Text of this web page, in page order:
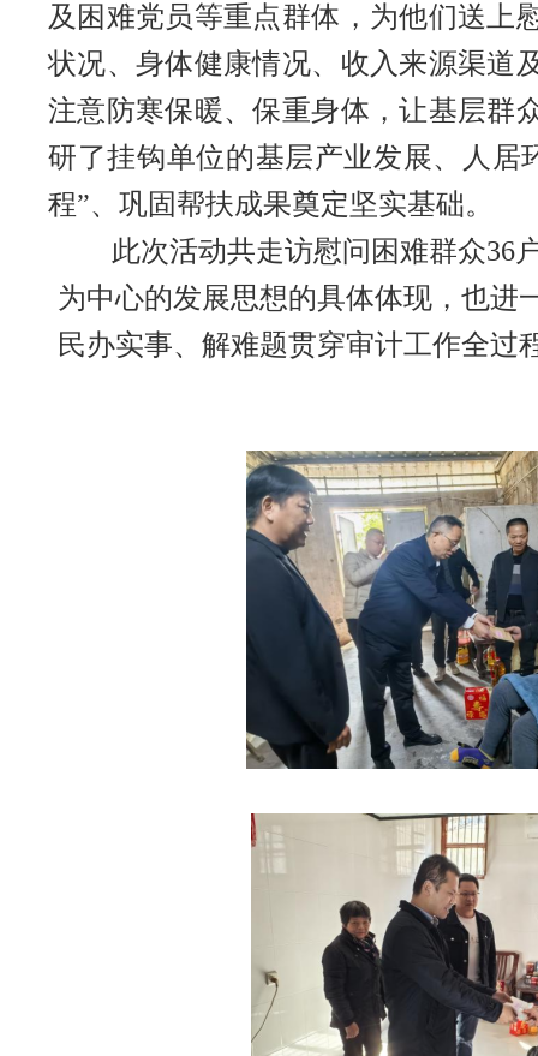
及困难党员等重点群体，为他们送上
状况、身体健康情况、收入来源渠道
注意防寒保暖、保重身体，让基层群
研了挂钩单位的基层产业发展、人居
程”、巩固帮扶成果奠定坚实基础。
此次活动共走访慰问困难群众36户
为中心的发展思想的具体体现，也进
民办实事、解难题贯穿审计工作全过